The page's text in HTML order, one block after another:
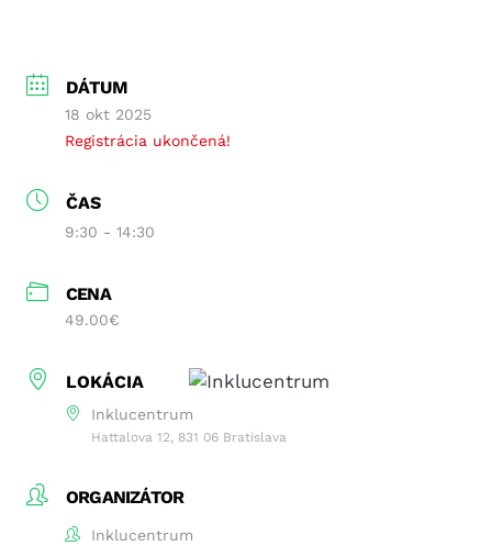
DÁTUM
18 okt 2025
Registrácia ukončená!
ČAS
9:30 - 14:30
CENA
49.00€
LOKÁCIA
Inklucentrum
Hattalova 12, 831 06 Bratislava
ORGANIZÁTOR
Inklucentrum